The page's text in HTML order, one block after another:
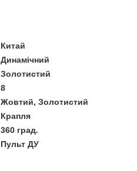
Китай
Динамічний
Золотистий
8
Жовтий, Золотистий
Крапля
360 град.
Пульт ДУ